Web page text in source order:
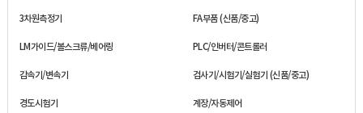
3차원측정기 FA부품 (신품/중고)
LM가이드/볼스크류/베어링 PLC/인버터/콘트롤러
감속기/변속기 검사기/시험기/실험기 (신품/중고)
경도시험기 계장/자동제어